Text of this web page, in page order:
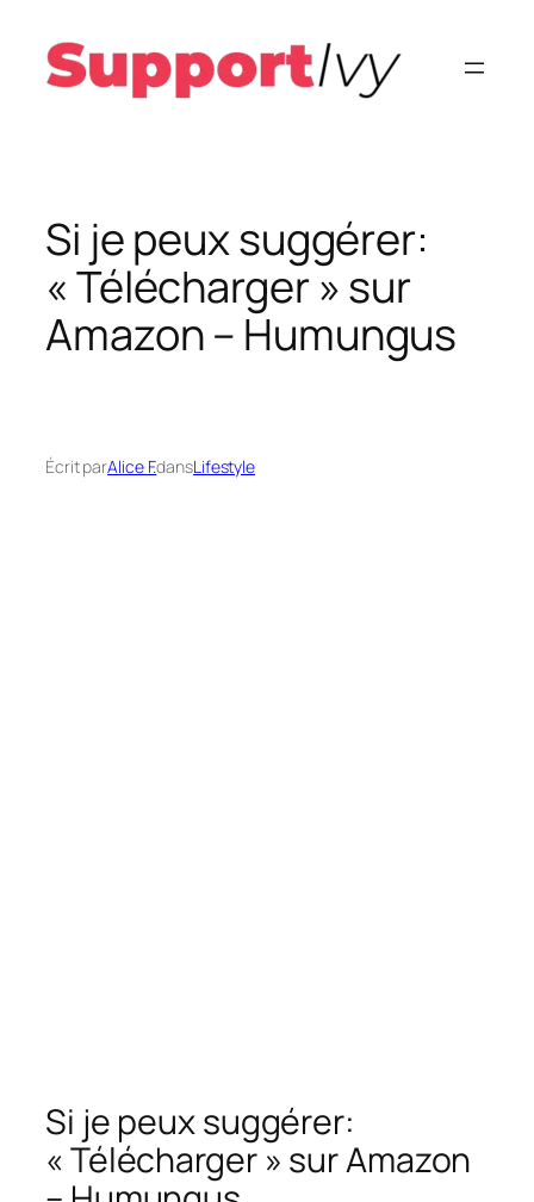
contenu
Si je peux suggérer:
« Télécharger » sur
Amazon – Humungus
Écrit parAlice F.dansLifestyle
Si je peux suggérer:
« Télécharger » sur Amazon